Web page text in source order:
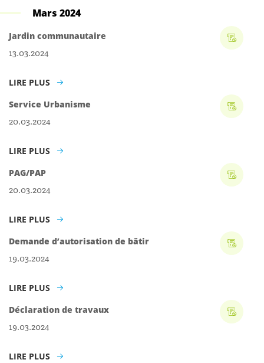
Mars 2024
Jardin communautaire
13.03.2024
LIRE PLUS
Service Urbanisme
20.03.2024
LIRE PLUS
PAG/PAP
20.03.2024
LIRE PLUS
Demande d’autorisation de bâtir
19.03.2024
LIRE PLUS
Déclaration de travaux
19.03.2024
LIRE PLUS